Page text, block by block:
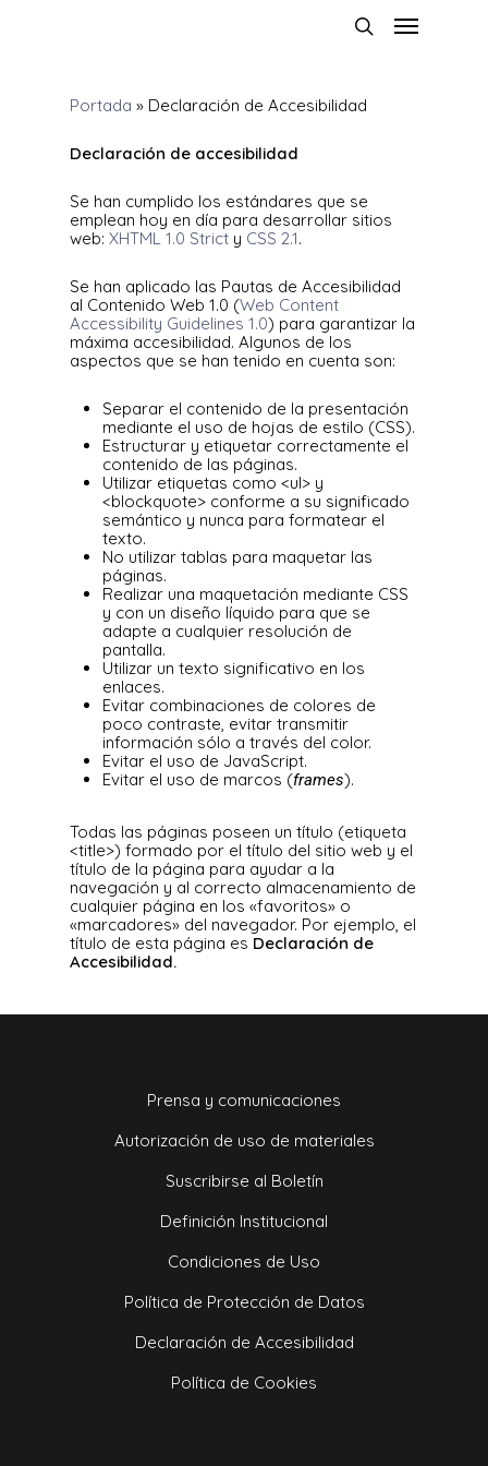
Portada » Declaración de Accesibilidad
Declaración de accesibilidad
Se han cumplido los estándares que se
emplean hoy en día para desarrollar sitios
web:XHTML 1.0 Strict y CSS 2.1.
Se han aplicado las Pautas de Accesibilidad
al Contenido Web 1.0 (Web Content
Accessibility Guidelines 1.0) para garantizar la
máxima accesibilidad. Algunos de los
aspectos que se han tenido en cuenta son:
Separar el contenido de la presentación
mediante el uso de hojas de estilo (CSS).
Estructurar y etiquetar correctamente el
contenido de las páginas.
Utilizar etiquetas como <ul> y
<blockquote> conforme a su significado
semántico y nunca para formatear el
texto.
No utilizar tablas para maquetar las
páginas.
Realizar una maquetación mediante CSS
y con un diseño líquido para que se
adapte a cualquier resolución de
pantalla.
Utilizar un texto significativo en los
enlaces.
Evitar combinaciones de colores de
poco contraste, evitar transmitir
información sólo a través del color.
Evitar el uso de JavaScript.
Evitar el uso de marcos (frames).
Todas las páginas poseen un título (etiqueta
<title>) formado por el título del sitio web y el
título de la página para ayudar a la
navegación y al correcto almacenamiento de
cualquier página en los «favoritos» o
«marcadores» del navegador. Por ejemplo, el
título de esta página es Declaración de
Accesibilidad.
Prensa y comunicaciones
Autorización de uso de materiales
Suscribirse al Boletín
Definición Institucional
Condiciones de Uso
Política de Protección de Datos
Declaración de Accesibilidad
Política de Cookies